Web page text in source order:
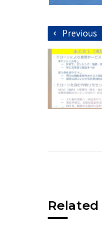
投
稿
ナ
ビ
シ
ン
Previous